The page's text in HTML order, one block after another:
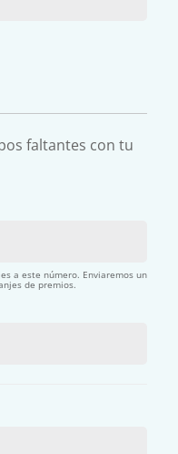
faltantes con tu
a este número. Enviaremos un
de premios.